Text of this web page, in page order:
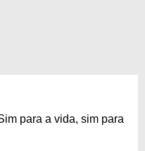
para a vida, sim para